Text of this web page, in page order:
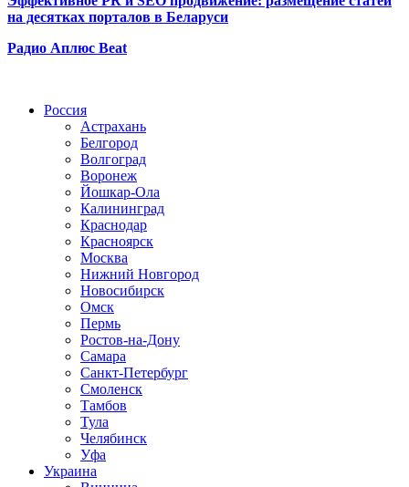
на десятках порталов в Беларуси
Радио Аплюс Beat
Россия
Астрахань
Белгород
Волгоград
Воронеж
Йошкар-Ола
Калининград
Краснодар
Красноярск
Москва
Нижний Новгород
Новосибирск
Омск
Пермь
Ростов-на-Дону
Самара
Санкт-Петербург
Смоленск
Тамбов
Тула
Челябинск
Уфа
Украина